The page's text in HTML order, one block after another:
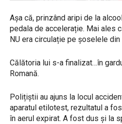
Așa că, prinzând aripi de la
pedala de accelerație. Mai ales
NU era circulație pe șoselele din
Călătoria lui s-a finalizat…în
Romană.
Polițiștii au ajuns la locul
aparatul etilotest, rezultatul a
în aerul expirat. A fost dus și la